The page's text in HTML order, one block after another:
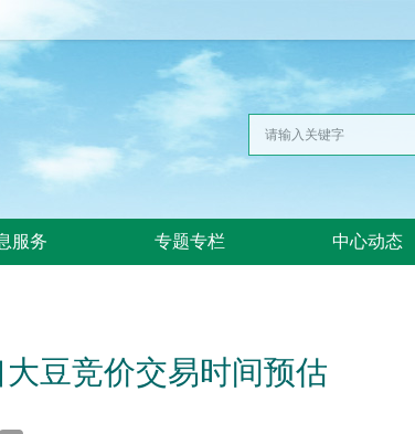
服务 专题专栏 中心动态
豆竞价交易时间预估